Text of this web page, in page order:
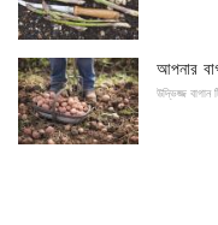
আপনার
উদ্ভিজ্জ বাগান